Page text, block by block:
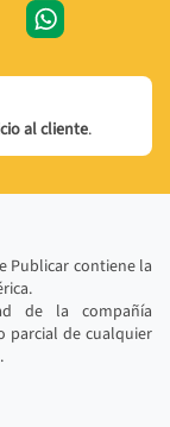
al cliente.
Publicar contiene la
de la compañía
parcial de cualquier